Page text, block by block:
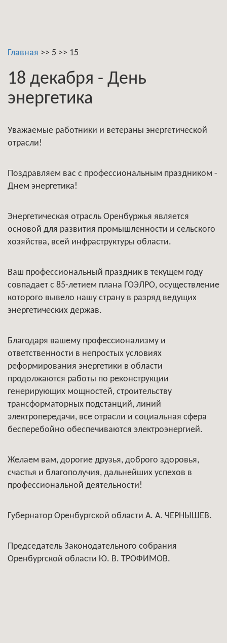
Главная >> 5 >> 15
18 декабря - День
энергетика
Уважаемые работники и ветераны энергетической
отрасли!
Поздравляем вас с профессиональным праздником -
Днем энергетика!
Энергетическая отрасль Оренбуржья является
основой для развития промышленности и сельского
хозяйства, всей инфраструктуры области.
Ваш профессиональный праздник в текущем году
совпадает с 85-летием плана ГОЭЛРО, осуществление
которого вывело нашу страну в разряд ведущих
энергетических держав.
Благодаря вашему профессионализму и
ответственности в непростых условиях
реформирования энергетики в области
продолжаются работы по реконструкции
генерирующих мощностей, строительству
трансформаторных подстанций, линий
электропередачи, все отрасли и социальная сфера
бесперебойно обеспечиваются электроэнергией.
Желаем вам, дорогие друзья, доброго здоровья,
счастья и благополучия, дальнейших успехов в
профессиональной деятельности!
Губернатор Оренбургской области А. А. ЧЕРНЫШЕВ.
Председатель Законодательного собрания
Оренбургской области Ю. В. ТРОФИМОВ.